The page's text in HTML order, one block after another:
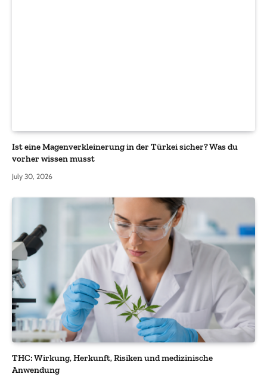
Ist eine Magenverkleinerung in der Türkei sicher? Was du
vorher wissen musst
July 30, 2026
THC: Wirkung, Herkunft, Risiken und medizinische
Anwendung